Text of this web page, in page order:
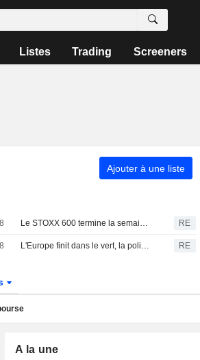
Listes Trading Screeners
Ajouter à une liste
Le STOXX 600 termine la semaine à un sommet historique, porté par les résultats et la faiblesse de l'emploi américain RE
L'Europe finit dans le vert, la politique monétaire dans le viseur RE
A la une